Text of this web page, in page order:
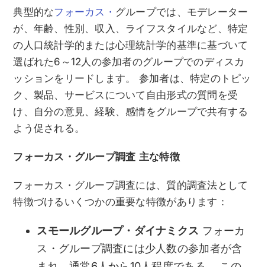
典型的なフォーカス・ グループでは、モデレーター
が、年齢、性別、収入、ライフスタイルなど、特定
の人口統計学的または心理統計学的基準に基づいて
選ばれた6～12人の参加者のグループでのディスカ
ッションをリードします。 参加者は、特定のトピッ
ク、製品、サービスについて自由形式の質問を受
け、自分の意見、経験、感情をグループで共有する
よう促される。
フォーカス・グループ調査 主な特徴
フォーカス・グループ調査には、質的調査法として
特徴づけるいくつかの重要な特徴があります：
スモールグループ・ダイナミクス フォーカ
ス・グループ調査には少人数の参加者が含